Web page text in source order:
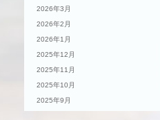
2026年3月
2026年2月
2026年1月
2025年12月
2025年11月
2025年10月
2025年9月